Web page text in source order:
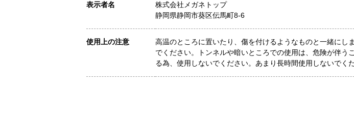
表示者名
株式会社メガネトップ
静岡県静岡市葵区伝馬町8-6
使用上の注意
高温のところに置いたり、傷を付けるようなものと一緒にし
でください。トンネルや暗いところでの使用は、危険が伴う
る為、使用しないでください。あまり長時間使用しないでく